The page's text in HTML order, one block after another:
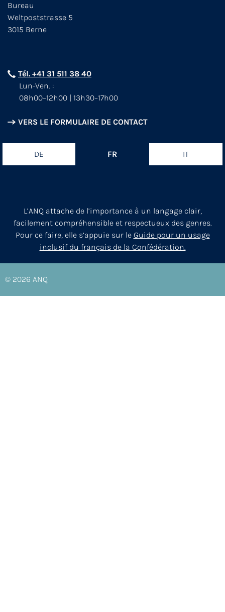
Bureau
Weltpoststrasse 5
3015 Berne
Tél. +41 31 511 38 40
Lun-Ven. :
08h00–12h00 | 13h30–17h00
VERS LE FORMULAIRE DE CONTACT
DE FR IT
L’ANQ attache de l’importance à un langage clair,
facilement compréhensible et respectueux des genres.
Pour ce faire, elle s’appuie sur le Guide pour un usage
inclusif du français de la Confédération.
© 2026 ANQ